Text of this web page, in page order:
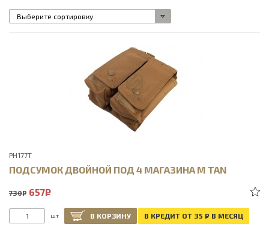
Выберите сортировку
PH177T
ПОДСУМОК ДВОЙНОЙ ПОД 4 МАГАЗИНА М TAN
730Р 657Р
шт В КОРЗИНУ В КРЕДИТ ОТ 35 Р В МЕСЯЦ